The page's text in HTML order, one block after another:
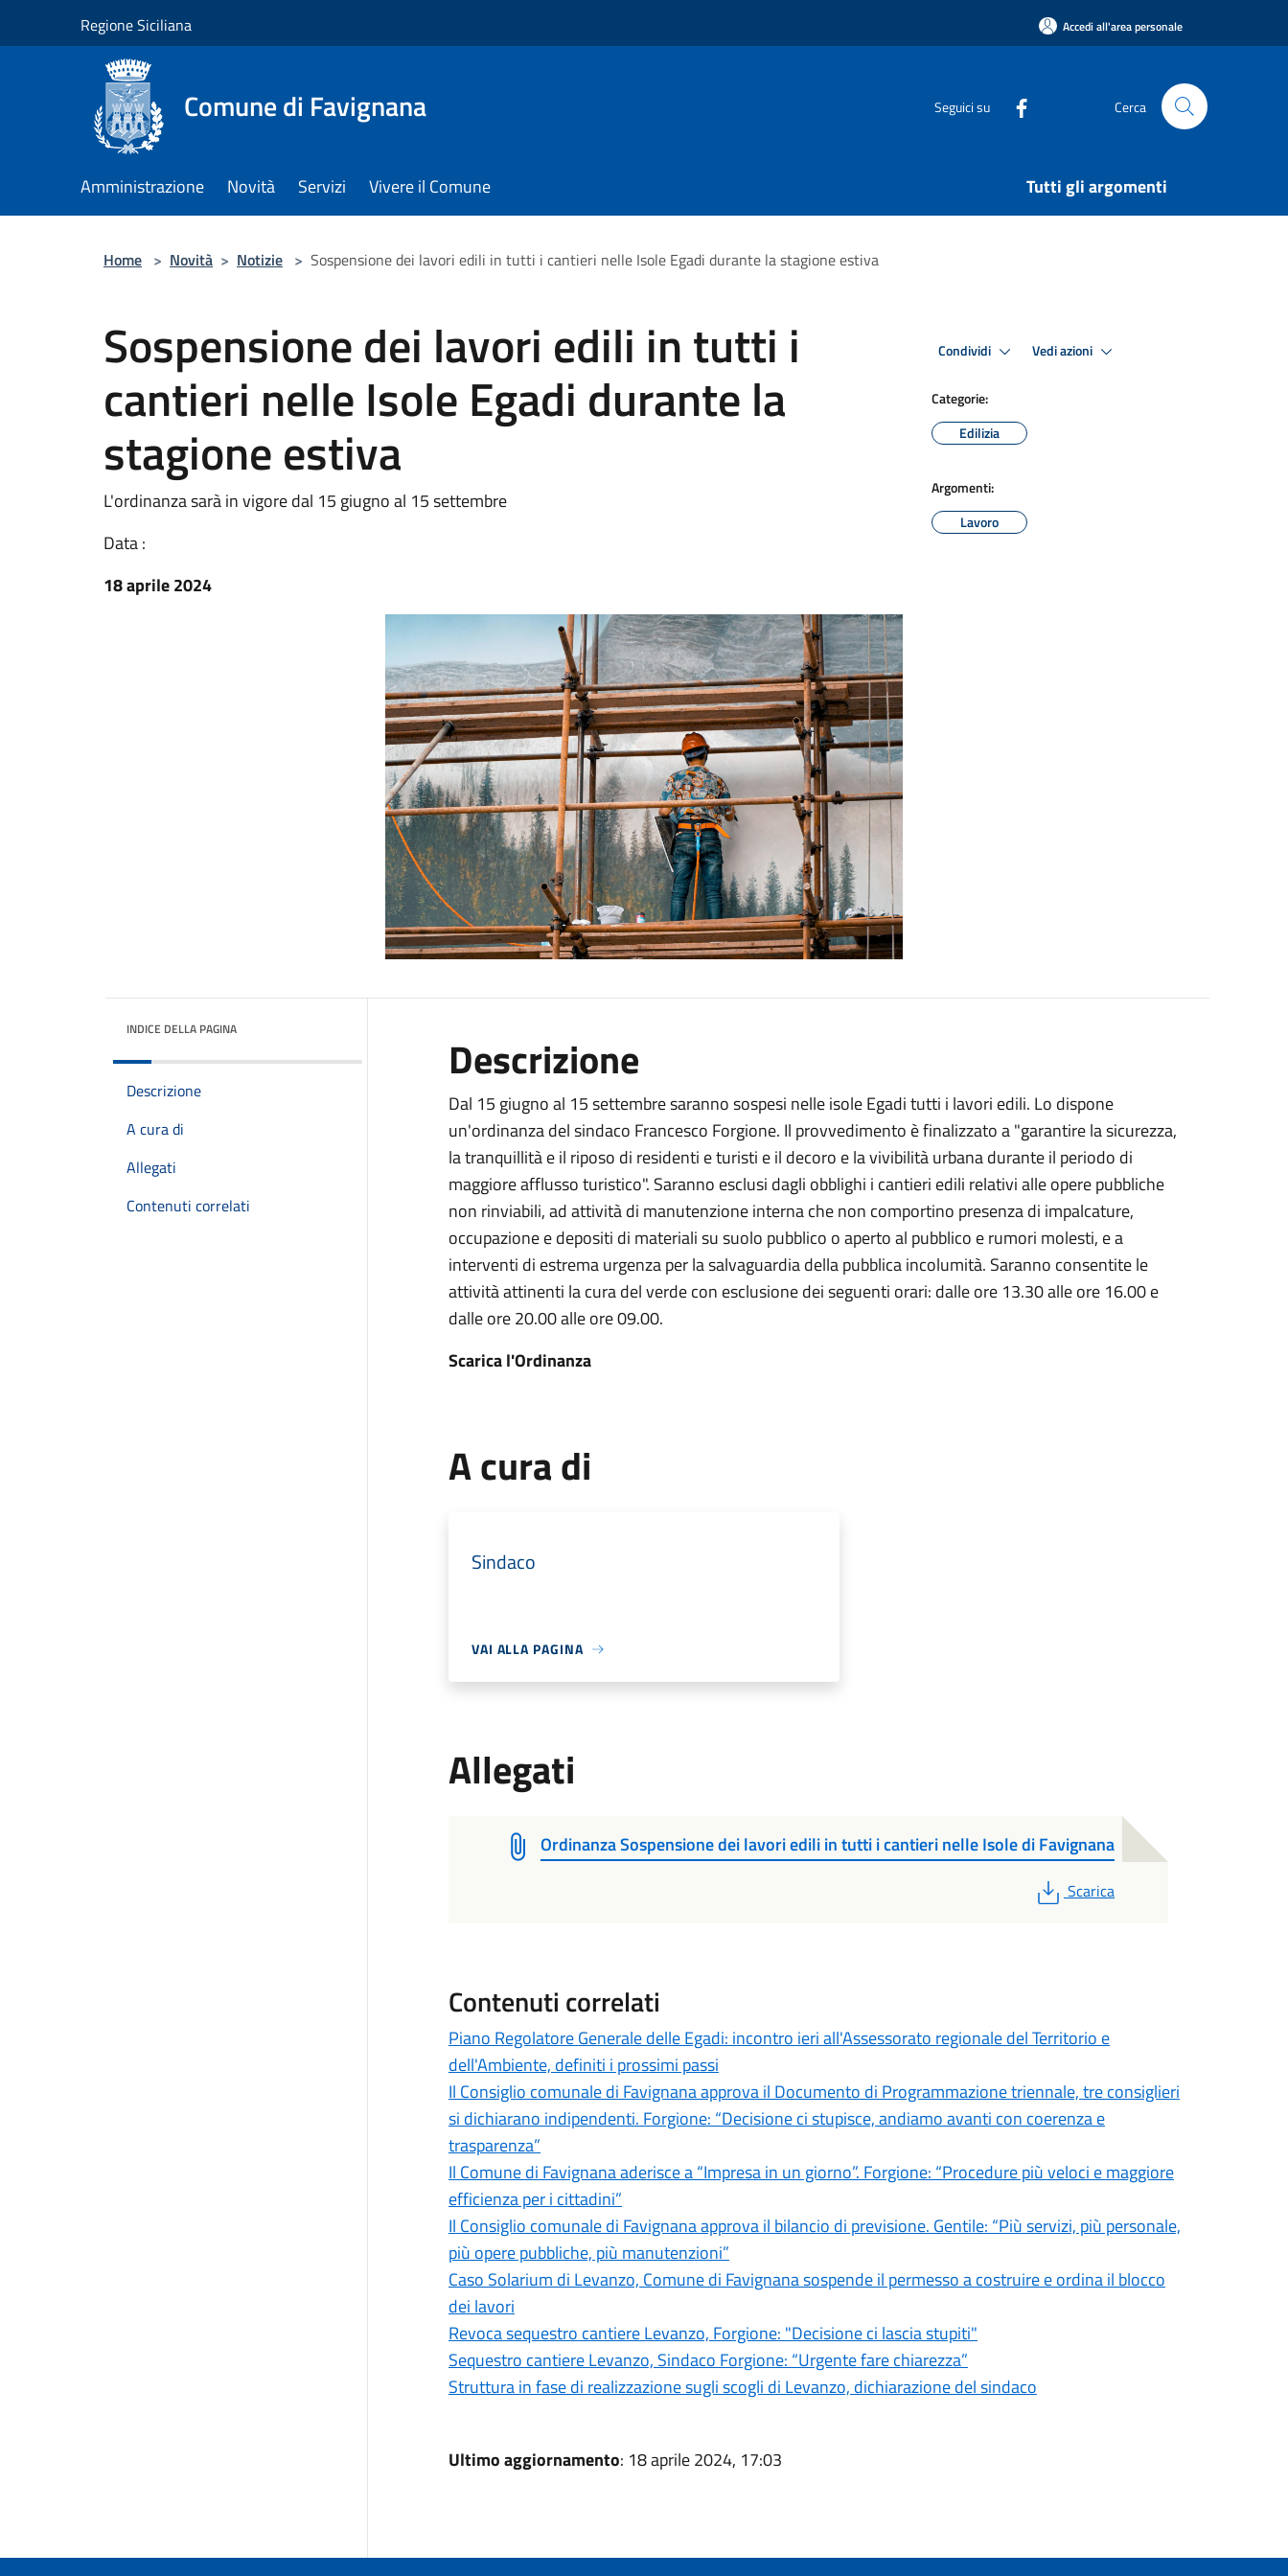
Regione Siciliana Accedi all'area personale
Comune di Favignana Seguici su Cerca
Amministrazione Novità Servizi Vivere il Comune Tutti gli argomenti
Home > Novità > Notizie > Sospensione dei lavori edili in tutti i cantieri nelle Isole Egadi durante la stagione estiva
Sospensione dei lavori edili in tutti i
cantieri nelle Isole Egadi durante la
stagione estiva
L'ordinanza sarà in vigore dal 15 giugno al 15 settembre
Data :
18 aprile 2024
Condividi Vedi azioni
Categorie:
Edilizia
Argomenti:
Lavoro
INDICE DELLA PAGINA
Descrizione
A cura di
Allegati
Contenuti correlati
Descrizione
Dal 15 giugno al 15 settembre saranno sospesi nelle isole Egadi tutti i lavori edili. Lo dispone
un'ordinanza del sindaco Francesco Forgione. Il provvedimento è finalizzato a "garantire la sicurezza,
la tranquillità e il riposo di residenti e turisti e il decoro e la vivibilità urbana durante il periodo di
maggiore afflusso turistico". Saranno esclusi dagli obblighi i cantieri edili relativi alle opere pubbliche
non rinviabili, ad attività di manutenzione interna che non comportino presenza di impalcature,
occupazione e depositi di materiali su suolo pubblico o aperto al pubblico e rumori molesti, e a
interventi di estrema urgenza per la salvaguardia della pubblica incolumità. Saranno consentite le
attività attinenti la cura del verde con esclusione dei seguenti orari: dalle ore 13.30 alle ore 16.00 e
dalle ore 20.00 alle ore 09.00.
Scarica l'Ordinanza
A cura di
Sindaco
VAI ALLA PAGINA
Allegati
Ordinanza Sospensione dei lavori edili in tutti i cantieri nelle Isole di Favignana
PDF
Scarica
Contenuti correlati
Piano Regolatore Generale delle Egadi: incontro ieri all'Assessorato regionale del Territorio e
dell'Ambiente, definiti i prossimi passi
Il Consiglio comunale di Favignana approva il Documento di Programmazione triennale, tre consiglieri
si dichiarano indipendenti. Forgione: “Decisione ci stupisce, andiamo avanti con coerenza e
trasparenza”
Il Comune di Favignana aderisce a “Impresa in un giorno”. Forgione: “Procedure più veloci e maggiore
efficienza per i cittadini”
Il Consiglio comunale di Favignana approva il bilancio di previsione. Gentile: “Più servizi, più personale,
più opere pubbliche, più manutenzioni”
Caso Solarium di Levanzo, Comune di Favignana sospende il permesso a costruire e ordina il blocco
dei lavori
Revoca sequestro cantiere Levanzo, Forgione: "Decisione ci lascia stupiti"
Sequestro cantiere Levanzo, Sindaco Forgione: “Urgente fare chiarezza”
Struttura in fase di realizzazione sugli scogli di Levanzo, dichiarazione del sindaco
Ultimo aggiornamento: 18 aprile 2024, 17:03